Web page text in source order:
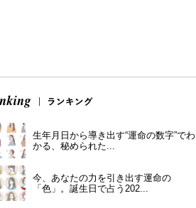
生年月日から導き出す“運命の数字”でわ
かる、秘められた...
今、あなたの力を引き出す運命の
「色」。誕生日で占う202...